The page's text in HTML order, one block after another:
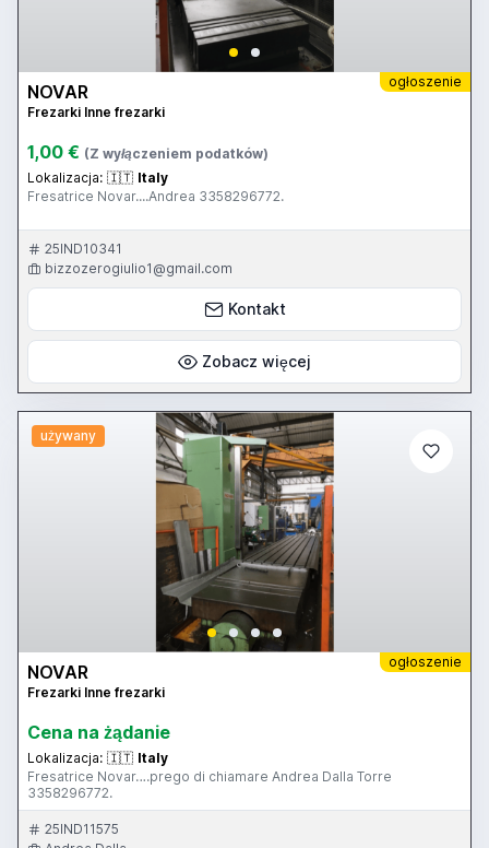
ogłoszenie
NOVAR
Frezarki Inne frezarki
1,00 € (Z wyłączeniem podatków)
Lokalizacja: 🇮🇹 Italy
Fresatrice Novar....Andrea 3358296772.
25IND10341
bizzozerogiulio1@gmail.com
Kontakt
Zobacz więcej
używany
ogłoszenie
NOVAR
Frezarki Inne frezarki
Cena na żądanie
Lokalizacja: 🇮🇹 Italy
Fresatrice Novar….prego di chiamare Andrea Dalla Torre
3358296772.
25IND11575